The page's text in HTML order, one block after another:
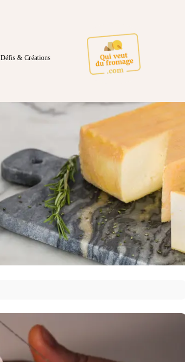
Défis & Créations